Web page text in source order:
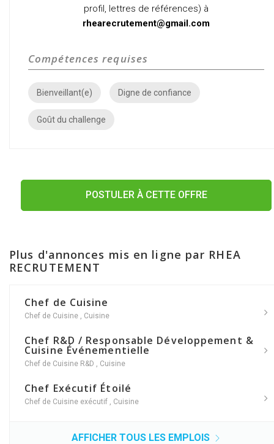
profil, lettres de références) à
rhearecrutement@gmail.com
Compétences requises
Bienveillant(e) Digne de confiance
Goût du challenge
POSTULER À CETTE OFFRE
Plus d'annonces mis en ligne par RHEA
RECRUTEMENT
Chef de Cuisine
Chef de Cuisine , Cuisine
Chef R&D / Responsable Développement &
Cuisine Événementielle
Chef de Cuisine R&D , Cuisine
Chef Exécutif Étoilé
Chef de Cuisine exécutif , Cuisine
AFFICHER TOUS LES EMPLOIS